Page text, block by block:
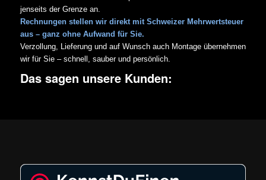
jenseits der Grenze an.
Rechnungen stellen wir direkt mit Schweizer Mehrwertsteuer
aus – ganz ohne Aufwand für Sie.
Verzollung, Lieferung und auf Wunsch auch Montage übernehmen
wir für Sie – schnell, sauber und persönlich.
Das sagen unsere Kunden: